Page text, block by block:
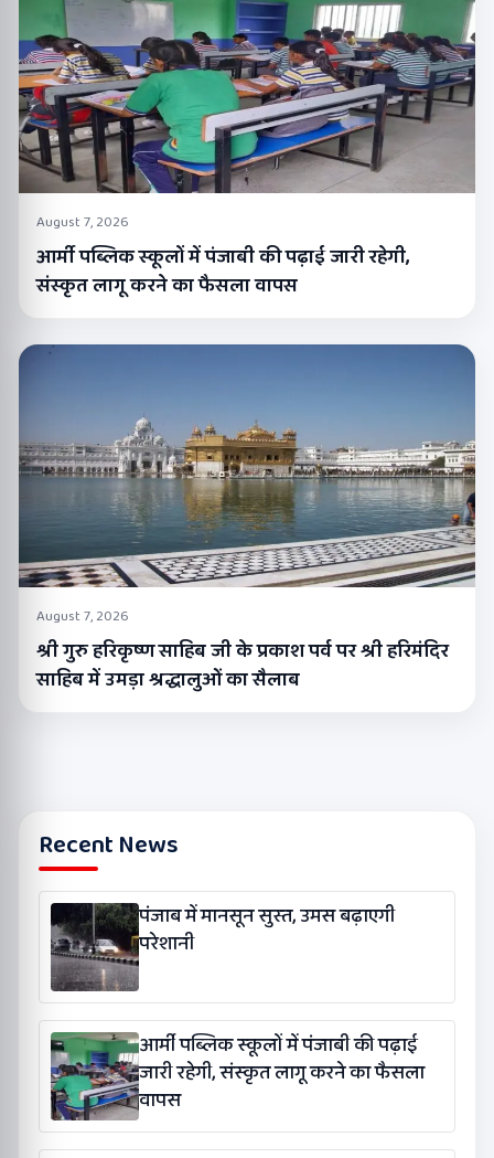
August 7, 2026
आर्मी पब्लिक स्कूलों में पंजाबी की पढ़ाई जारी रहेगी,
संस्कृत लागू करने का फैसला वापस
August 7, 2026
श्री गुरु हरिकृष्ण साहिब जी के प्रकाश पर्व पर श्री हरिमंदिर
साहिब में उमड़ा श्रद्धालुओं का सैलाब
Recent News
पंजाब में मानसून सुस्त, उमस बढ़ाएगी
परेशानी
आर्मी पब्लिक स्कूलों में पंजाबी की पढ़ाई
जारी रहेगी, संस्कृत लागू करने का फैसला
वापस